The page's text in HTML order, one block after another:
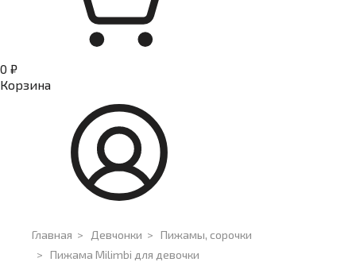
0 ₽
Корзина
Главная > Девчонки > Пижамы, сорочки
> Пижама Milimbi для девочки